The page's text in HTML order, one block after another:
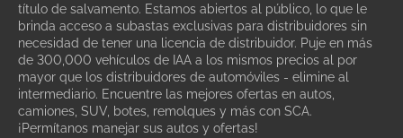
título de salvamento. Estamos abiertos al público, lo que le
brinda acceso a subastas exclusivas para distribuidores sin
necesidad de tener una licencia de distribuidor. Puje en más
de 300,000 vehículos de IAA a los mismos precios al por
mayor que los distribuidores de automóviles - elimine al
intermediario. Encuentre las mejores ofertas en autos,
camiones, SUV, botes, remolques y más con SCA.
¡Permítanos manejar sus autos y ofertas!